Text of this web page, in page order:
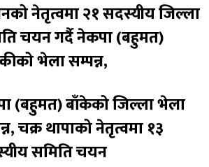
नेतृत्वमा २१ सदस्यीय जिल्ला
चयन गर्दै नेकपा (बहुमत)
भेला सम्पन्न,
(बहुमत) बाँकेको जिल्ला भेला
चक्र थापाको नेतृत्वमा १३
समिति चयन